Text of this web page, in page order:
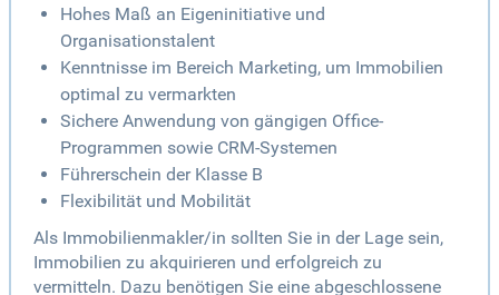
Hohes Maß an Eigeninitiative und
Organisationstalent
Kenntnisse im Bereich Marketing, um Immobilien
optimal zu vermarkten
Sichere Anwendung von gängigen Office-
Programmen sowie CRM-Systemen
Führerschein der Klasse B
Flexibilität und Mobilität
Als Immobilienmakler/in sollten Sie in der Lage sein,
Immobilien zu akquirieren und erfolgreich zu
vermitteln. Dazu benötigen Sie eine abgeschlossene